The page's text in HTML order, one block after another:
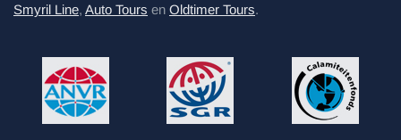
Smyril Line, Auto Tours en Oldtimer Tours.